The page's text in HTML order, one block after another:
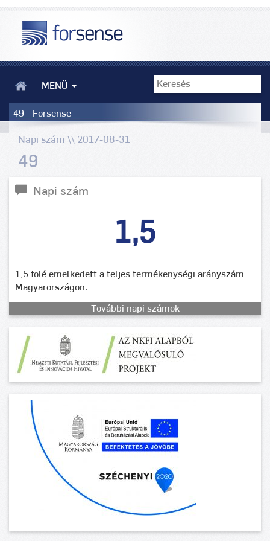
MENÜ
49 - Forsense
Napi szám \\ 2017-08-31
49
Napi szám
1,5
1,5 fölé emelkedett a teljes termékenységi arányszám
Magyarországon.
További napi számok